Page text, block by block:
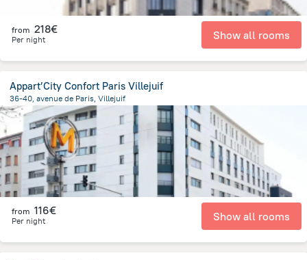
from 218€
Per night Show all rooms
Appart’City Confort Paris Villejuif
36-40, avenue de Paris, Villejuif
1.4 kmfrom the center of Frankreich
from 116€
Per night Show all rooms